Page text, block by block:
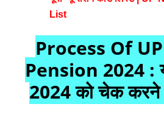
List
Process Of
Pension 2024 :
2024 को चेक करने